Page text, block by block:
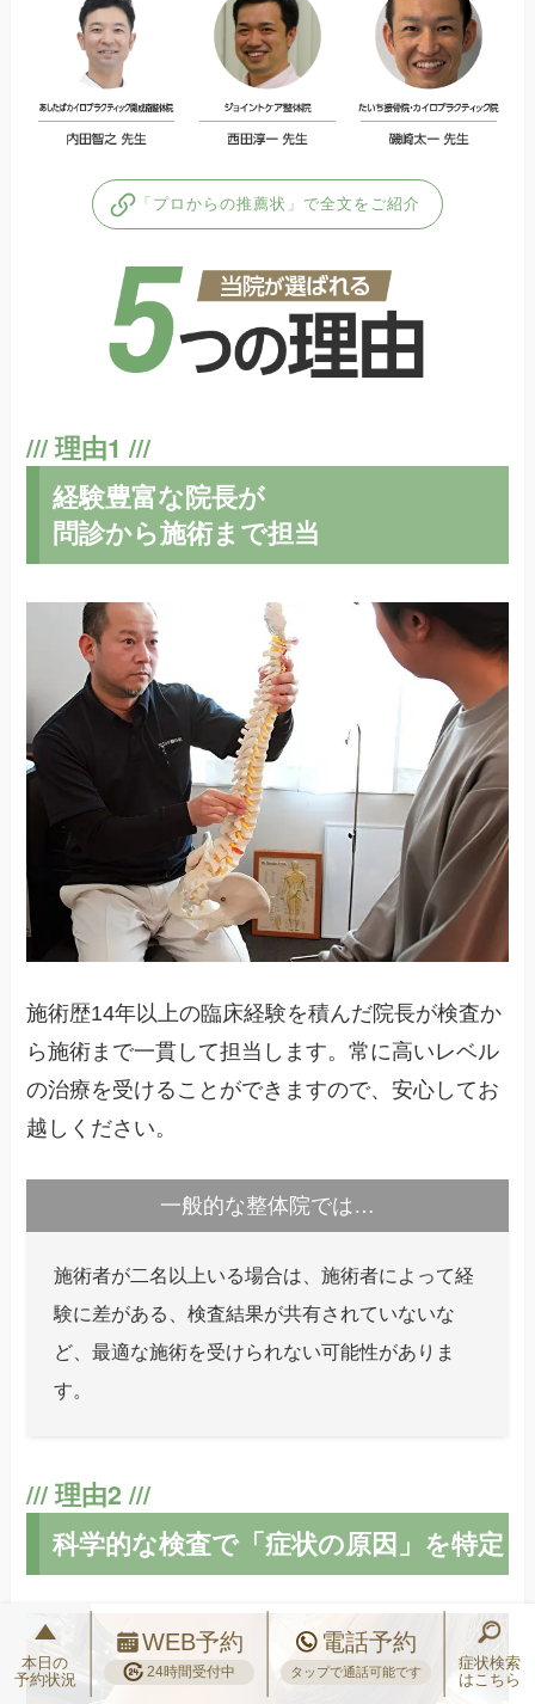
「プロからの推薦状」で全文をご紹介
経験豊富な院長が
問診から施術まで担当
施術歴14年以上の臨床経験を積んだ院長が検査か
ら施術まで一貫して担当します。常に高いレベル
の治療を受けることができますので、安心してお
越しください。
一般的な整体院では…
施術者が二名以上いる場合は、施術者によって経
験に差がある、検査結果が共有されていないな
ど、最適な施術を受けられない可能性がありま
す。
科学的な検査で「症状の原因」を特定
本日の
予約状況
WEB予約
24時間受付中
電話予約
タップで通話可能です
症状検索
はこちら